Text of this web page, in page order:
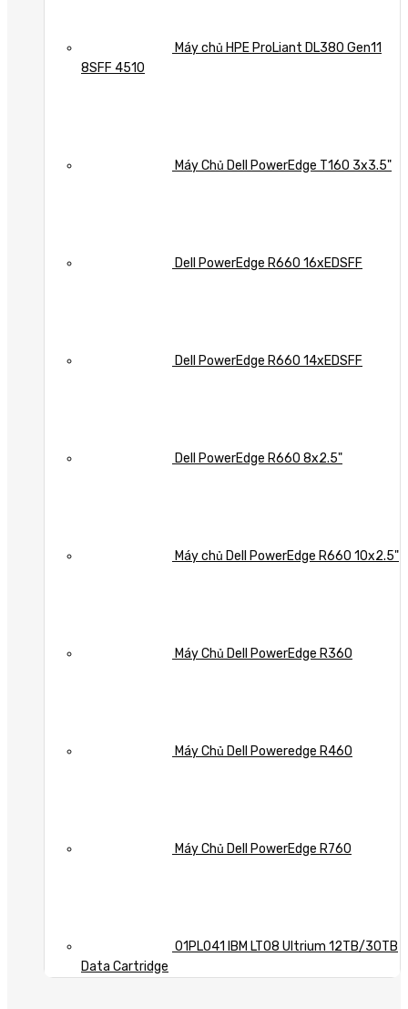
Máy chủ HPE ProLiant DL380 Gen11
8SFF 4510
Máy Chủ Dell PowerEdge T160 3x3.5"
Dell PowerEdge R660 16xEDSFF
Dell PowerEdge R660 14xEDSFF
Dell PowerEdge R660 8x2.5"
Máy chủ Dell PowerEdge R660 10x2.5"
Máy Chủ Dell PowerEdge R360
Máy Chủ Dell Poweredge R460
Máy Chủ Dell PowerEdge R760
01PL041 IBM LTO8 Ultrium 12TB/30TB
Data Cartridge